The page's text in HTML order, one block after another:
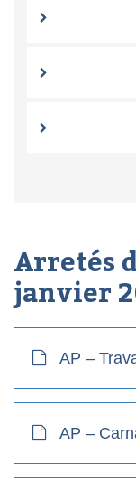
Arretés
janvier
AP –
AP –